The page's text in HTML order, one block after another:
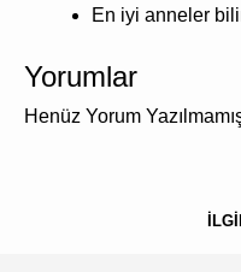
En iyi anneler bilir
Yorumlar
Henüz Yorum